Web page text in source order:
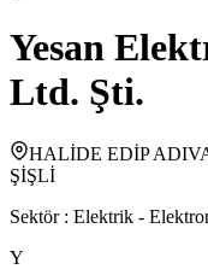
Yesan
Ltd. Şti.
HALİDE EDİP
ŞİŞLİ
Sektör : Elektrik -
Y